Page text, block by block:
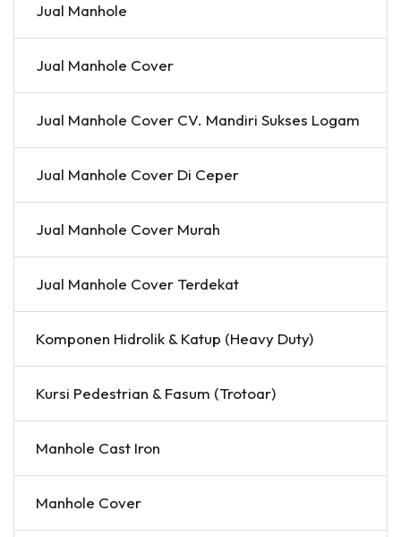
Jual Manhole
Jual Manhole Cover
Jual Manhole Cover CV. Mandiri Sukses Logam
Jual Manhole Cover Di Ceper
Jual Manhole Cover Murah
Jual Manhole Cover Terdekat
Komponen Hidrolik & Katup (Heavy Duty)
Kursi Pedestrian & Fasum (Trotoar)
Manhole Cast Iron
Manhole Cover